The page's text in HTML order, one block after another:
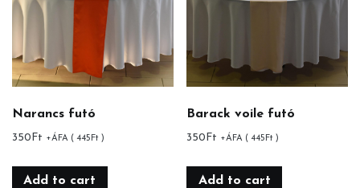
Narancs futó
350 Ft +ÁFA ( 445 Ft )
Add to cart
Barack voile futó
350 Ft +ÁFA (445 Ft )
Add to cart